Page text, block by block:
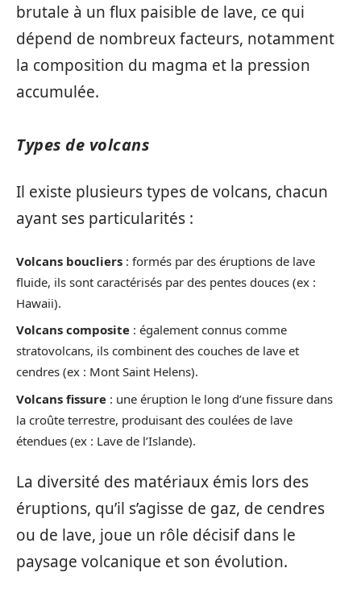
brutale à un flux paisible de lave, ce qui
dépend de nombreux facteurs, notamment
la composition du magma et la pression
accumulée.
Types de volcans
Il existe plusieurs types de volcans, chacun
ayant ses particularités :
Volcans boucliers : formés par des éruptions de lave
fluide, ils sont caractérisés par des pentes douces (ex :
Hawaii).
Volcans composite : également connus comme
stratovolcans, ils combinent des couches de lave et
cendres (ex : Mont Saint Helens).
Volcans fissure : une éruption le long d’une fissure dans
la croûte terrestre, produisant des coulées de lave
étendues (ex : Lave de l’Islande).
La diversité des matériaux émis lors des
éruptions, qu’il s’agisse de gaz, de cendres
ou de lave, joue un rôle décisif dans le
paysage volcanique et son évolution.